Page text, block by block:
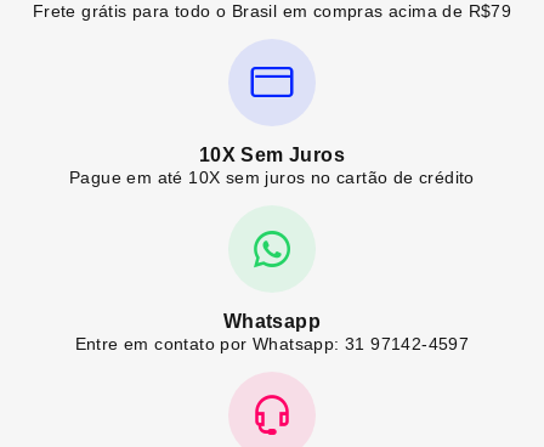
Frete grátis para todo o Brasil em compras acima de R$79
10X Sem Juros
Pague em até 10X sem juros no cartão de crédito
Whatsapp
Entre em contato por Whatsapp: 31 97142-4597